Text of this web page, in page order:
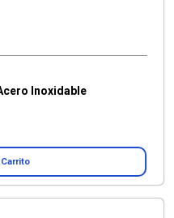
Inoxidable